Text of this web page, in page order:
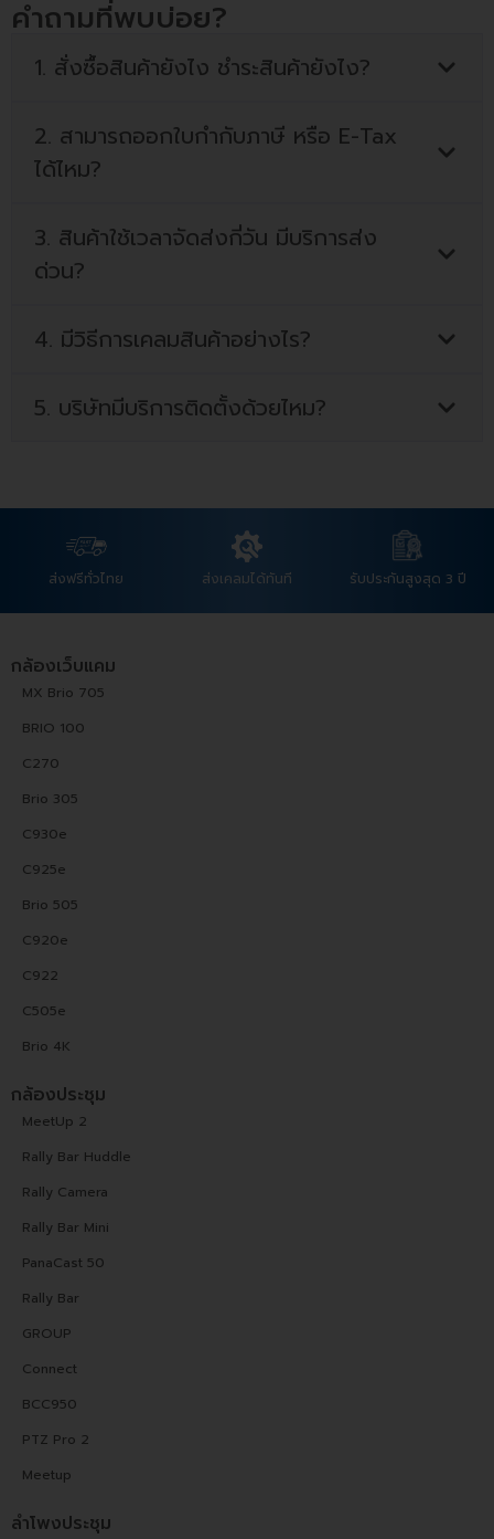
คำถามที่พบบ่อย?
1. สั่งซื้อสินค้ายังไง ชำระสินค้ายังไง?
2. สามารถออกใบกำกับภาษี หรือ E-Tax
ได้ไหม?
3. สินค้าใช้เวลาจัดส่งกี่วัน มีบริการส่ง
ด่วน?
4. มีวิธีการเคลมสินค้าอย่างไร?
5. บริษัทมีบริการติดตั้งด้วยไหม?
ส่งฟรีทั่วไทย ส่งเคลมได้ทันที รับประกันสูงสุด 3 ปี
กล้องเว็บแคม
MX Brio 705
BRIO 100
C270
Brio 305
C930e
C925e
Brio 505
C920e
C922
C505e
Brio 4K
กล้องประชุม
MeetUp 2
Rally Bar Huddle
Rally Camera
Rally Bar Mini
PanaCast 50
Rally Bar
GROUP
Connect
BCC950
PTZ Pro 2
Meetup
ลำโพงประชุม